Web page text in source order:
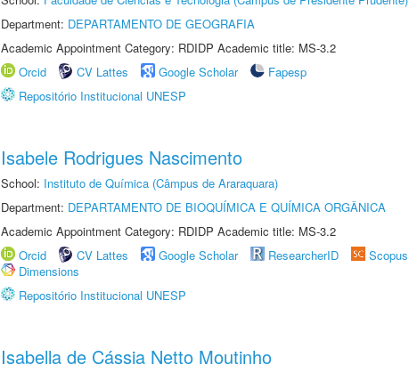
Department: DEPARTAMENTO DE GEOGRAFIA
Academic Appointment Category: RDIDP Academic title: MS-3.2
Orcid
CV Lattes Google Scholar
Fapesp
Repositório Institucional UNESP
Isabele Rodrigues Nascimento
School: Instituto de Química (Câmpus de Araraquara)
Department: DEPARTAMENTO DE BIOQUÍMICA E QUÍMICA ORGÂNICA
Academic Appointment Category: RDIDP Academic title: MS-3.2
Orcid
CV Lattes Google Scholar ResearcherID Scopus
Dimensions
Repositório Institucional UNESP
Isabella de Cássia Netto Moutinho